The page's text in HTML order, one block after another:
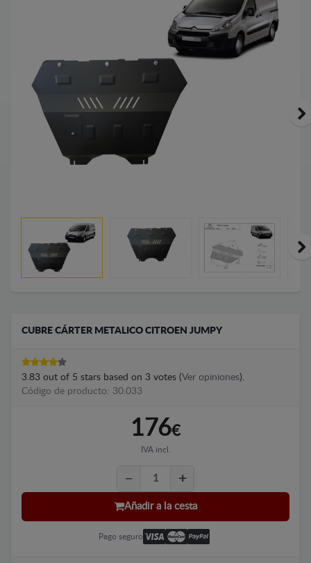
CUBRE CÁRTER METALICO CITROEN JUMPY
3.83 out of 5 stars based on 3 votes (Ver opiniones).
Código de producto: 30.033
176€
IVA incl.
Añadir a la cesta
Pago seguro